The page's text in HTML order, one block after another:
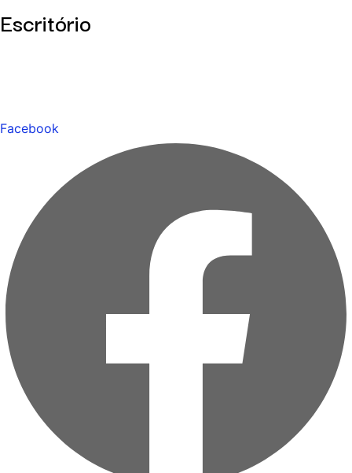
Escritório
Facebook